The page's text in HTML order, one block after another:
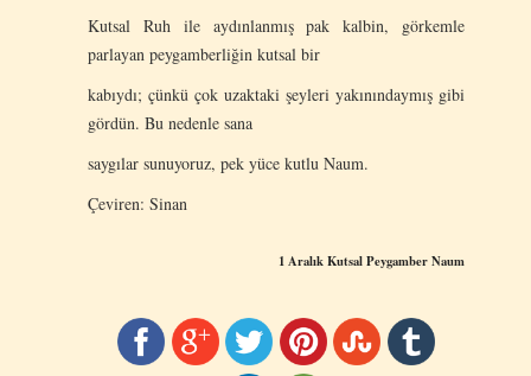
Kutsal Ruh ile aydınlanmış pak kalbin, görkemle
parlayan peygamberliğin kutsal bir
kabıydı; çünkü çok uzaktaki şeyleri yakınındaymış gibi
gördün. Bu nedenle sana
saygılar sunuyoruz, pek yüce kutlu Naum.
Çeviren: Sinan
1 AralıkKutsal Peygamber Naum